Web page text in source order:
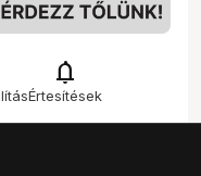
notifications
Értesítések